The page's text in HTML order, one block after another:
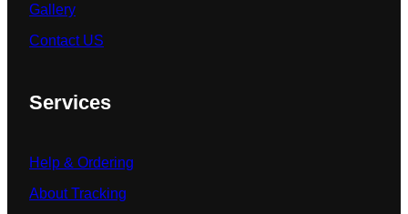
Gallery
Contact US
Services
Help & Ordering
About Tracking